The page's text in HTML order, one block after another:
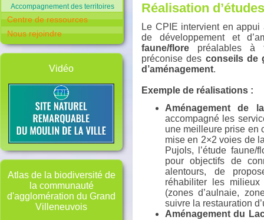
Accompagnement des territoires
Centre de ressources
Nous rejoindre
Vidéo
Atlas de la biodiversité de
la communauté
d'agglomération du Grand
Villeneuvois
Réalisation
Le CPIE intervient en
de développement et
faune/flore préalables à
préconise des conseils de
d’aménagement.
Exemple de réalisations :
Aménagement de
accompagné les
une meilleure prise en
mise en 2×2 voies de
Pujols, l’étude
pour objectifs de
alentours, de
réhabiliter les milieux
(zones d’aulnaie,
suivre la restauration
Aménagement du